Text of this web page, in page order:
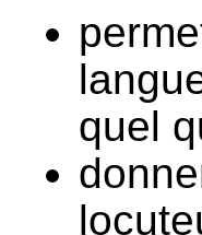
quel